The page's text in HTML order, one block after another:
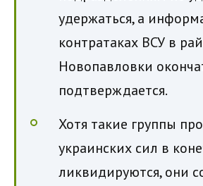
удержаться, а
контратаках ВСУ в
Новопавловки
подтверждается.
Хотя такие группы
украинских сил в
ликвидируются, они